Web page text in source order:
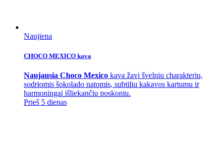
Naujiena
CHOCO MEXICO kava
Naujausia Choco Mexico kava žavi švelniu charakteriu,
sodriomis šokolado natomis, subtiliu kakavos kartumu ir
harmoningai išliekančiu poskoniu.
Prieš 5 dienas